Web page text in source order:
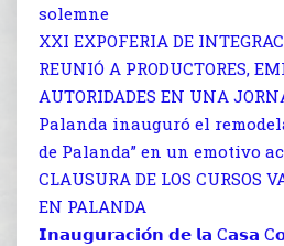
solemne
XXI EXPOFERIA DE
REUNIÓ A PRODUCTORES,
AUTORIDADES EN UNA
Palanda inauguró el
de Palanda” en un emotivo
CLAUSURA DE LOS CURSOS
EN PALANDA
𝗜𝗻𝗮𝘂𝗴𝘂𝗿𝗮𝗰𝗶𝗼́𝗻 𝗱𝗲 𝗹𝗮 C𝗮𝘀𝗮